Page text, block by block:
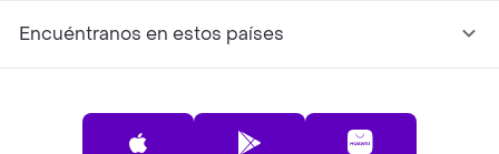
Encuéntranos en estos países